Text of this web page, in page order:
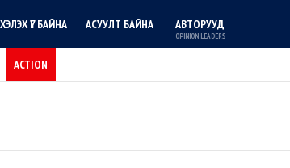
ХЭЛЭХ ҮГ БАЙНА АСУУЛТ БАЙНА АВТОРУУД
OPINION LEADERS
ACTION